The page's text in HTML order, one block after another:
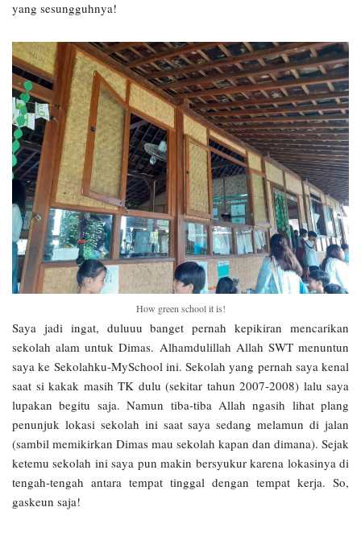
yang sesungguhnya!
How green school it is!
Saya jadi ingat, duluuu banget pernah kepikiran mencarikan
sekolah alam untuk Dimas. Alhamdulillah Allah SWT menuntun
saya ke Sekolahku-MySchool ini. Sekolah yang pernah saya kenal
saat si kakak masih TK dulu (sekitar tahun 2007-2008) lalu saya
lupakan begitu saja. Namun tiba-tiba Allah ngasih lihat plang
penunjuk lokasi sekolah ini saat saya sedang melamun di jalan
(sambil memikirkan Dimas mau sekolah kapan dan dimana). Sejak
ketemu sekolah ini saya pun makin bersyukur karena lokasinya di
tengah-tengah antara tempat tinggal dengan tempat kerja. So,
gaskeun saja!